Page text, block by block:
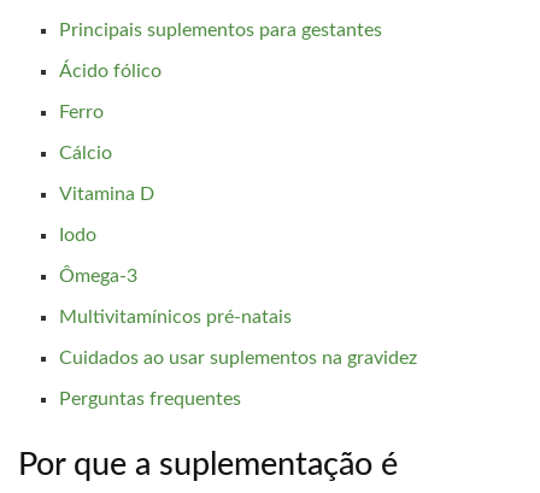
Principais suplementos para gestantes
Ácido fólico
Ferro
Cálcio
Vitamina D
Iodo
Ômega-3
Multivitamínicos pré-natais
Cuidados ao usar suplementos na gravidez
Perguntas frequentes
Por que a suplementação é